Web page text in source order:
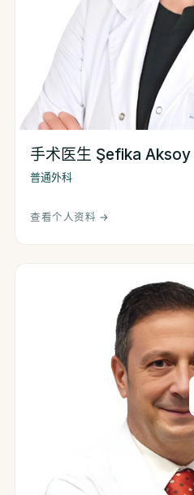
手术医生 Şefika Aksoy
普通外科
查看个人资料 →